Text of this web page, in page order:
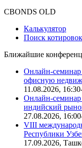
CBONDS OLD
Калькулятор
Поиск
Ближайшие
Онлайн-
офисную
11.08.2026,
Онлайн-семинар
индийский
27.08.2026,
VIII
Республики
17.09.2026,